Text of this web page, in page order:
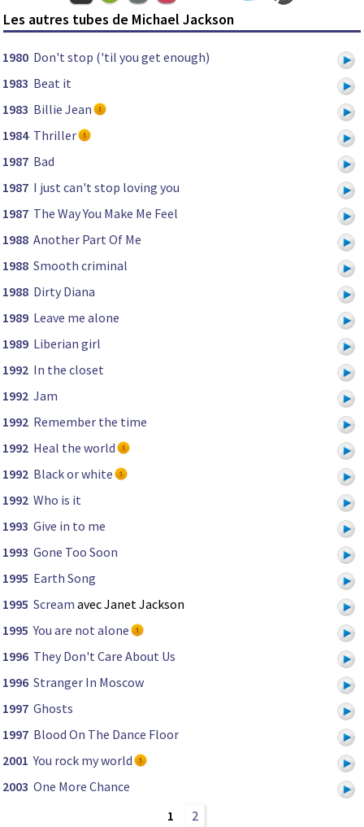
Les autres tubes de Michael Jackson
1980 Don't stop ('til you get enough)
1983 Beat it
1983 Billie Jean
1984 Thriller
1987 Bad
1987 I just can't stop loving you
1987 The Way You Make Me Feel
1988 Another Part Of Me
1988 Smooth criminal
1988 Dirty Diana
1989 Leave me alone
1989 Liberian girl
1992 In the closet
1992 Jam
1992 Remember the time
1992 Heal the world
1992 Black or white
1992 Who is it
1993 Give in to me
1993 Gone Too Soon
1995 Earth Song
1995 Scream avec Janet Jackson
1995 You are not alone
1996 They Don't Care About Us
1996 Stranger In Moscow
1997 Ghosts
1997 Blood On The Dance Floor
2001 You rock my world
2003 One More Chance
1
2